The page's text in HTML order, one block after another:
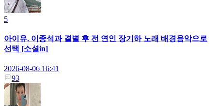
5
아이유, 이종석과 결별 후 전 연인 장기하 노래 배경음악으로
선택 [소셜in]
2026-08-06 16:41
93